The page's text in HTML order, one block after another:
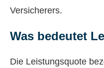
Versicherers.
Was bedeutet
Die Leistungsquote